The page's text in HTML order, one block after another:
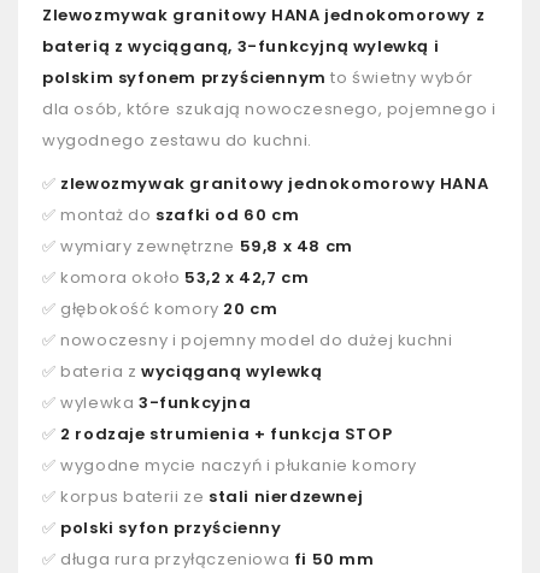
Zlewozmywak granitowy HANA jednokomorowy z
baterią z wyciąganą, 3-funkcyjną wylewką i
polskim syfonem przyściennym to świetny wybór
dla osób, które szukają nowoczesnego, pojemnego i
wygodnego zestawu do kuchni.
✅ zlewozmywak granitowy jednokomorowy HANA
✅ montaż do szafki od 60 cm
✅ wymiary zewnętrzne 59,8 x 48 cm
✅ komora około 53,2 x 42,7 cm
✅ głębokość komory 20 cm
✅ nowoczesny i pojemny model do dużej kuchni
✅ bateria zwyciąganą wylewką
✅ wylewka 3-funkcyjna
✅ 2 rodzaje strumienia + funkcja STOP
✅ wygodne mycie naczyń i płukanie komory
✅ korpus baterii ze stali nierdzewnej
✅ polski syfon przyścienny
✅ długa rura przyłączeniowa fi 50 mm